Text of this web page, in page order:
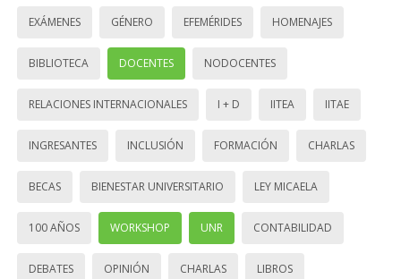
EXÁMENES GÉNERO EFEMÉRIDES HOMENAJES
BIBLIOTECA DOCENTES NODOCENTES
RELACIONES INTERNACIONALES I + D IITEA IITAE
INGRESANTES INCLUSIÓN FORMACIÓN CHARLAS
BECAS BIENESTAR UNIVERSITARIO LEY MICAELA
100 AÑOS WORKSHOP UNR CONTABILIDAD
DEBATES OPINIÓN CHARLAS LIBROS